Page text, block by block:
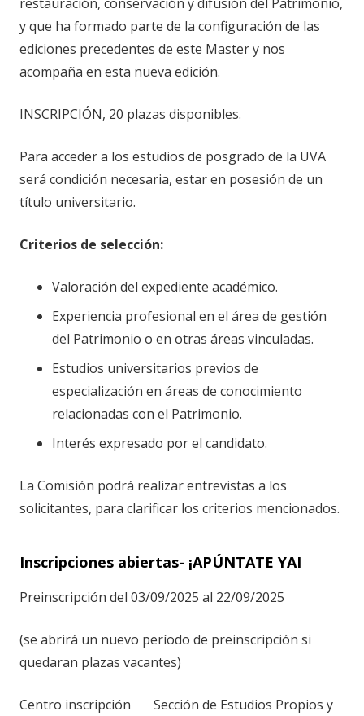
y que ha formado parte de la configuración de las
ediciones precedentes de este Master y nos
acompaña en esta nueva edición.
INSCRIPCIÓN, 20 plazas disponibles.
Para acceder a los estudios de posgrado de la UVA
será condición necesaria, estar en posesión de un
título universitario.
Criterios de selección:
Valoración del expediente académico.
Experiencia profesional en el área de gestión
del Patrimonio o en otras áreas vinculadas.
Estudios universitarios previos de
especialización en áreas de conocimiento
relacionadas con el Patrimonio.
Interés expresado por el candidato.
La Comisión podrá realizar entrevistas a los
solicitantes, para clarificar los criterios mencionados.
Inscripciones abiertas- ¡APÚNTATE YAI
Preinscripción del 03/09/2025 al 22/09/2025
(se abrirá un nuevo período de preinscripción si
quedaran plazas vacantes)
Centro inscripción Sección de Estudios Propios y